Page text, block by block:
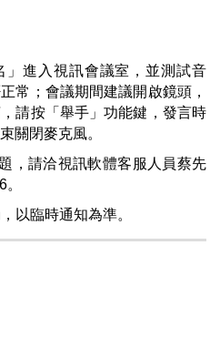
」進入視訊會議室 ， 並測試音
常；會議期間建議開啟鏡頭，
請按「舉手」功能鍵，發言時
關閉麥克風。
，請洽視訊軟體客服人員蔡先
以臨時通知為準。